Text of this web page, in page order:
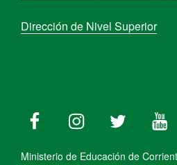
Dirección de Nivel Superior
Ministerio de Educación de